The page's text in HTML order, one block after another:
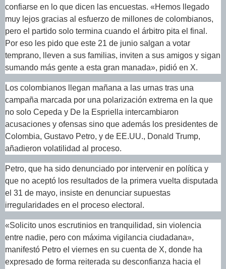
confiarse en lo que dicen las encuestas. «Hemos llegado
muy lejos gracias al esfuerzo de millones de colombianos,
pero el partido solo termina cuando el árbitro pita el final.
Por eso les pido que este 21 de junio salgan a votar
temprano, lleven a sus familias, inviten a sus amigos y sigan
sumando más gente a esta gran manada», pidió en X.
Los colombianos llegan mañana a las urnas tras una
campaña marcada por una polarización extrema en la que
no solo Cepeda y De la Espriella intercambiaron
acusaciones y ofensas sino que además los presidentes de
Colombia, Gustavo Petro, y de EE.UU., Donald Trump,
añadieron volatilidad al proceso.
Petro, que ha sido denunciado por intervenir en política y
que no aceptó los resultados de la primera vuelta disputada
el 31 de mayo, insiste en denunciar supuestas
irregularidades en el proceso electoral.
«Solicito unos escrutinios en tranquilidad, sin violencia
entre nadie, pero con máxima vigilancia ciudadana»,
manifestó Petro el viernes en su cuenta de X, donde ha
expresado de forma reiterada su desconfianza hacia el